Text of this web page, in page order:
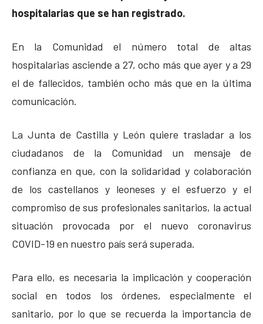
hospitalarias que se han registrado.
En la Comunidad el número total de altas
hospitalarias asciende a 27, ocho más que ayer y a 29
el de fallecidos, también ocho más que en la última
comunicación.
La Junta de Castilla y León quiere trasladar a los
ciudadanos de la Comunidad un mensaje de
confianza en que, con la solidaridad y colaboración
de los castellanos y leoneses y el esfuerzo y el
compromiso de sus profesionales sanitarios, la actual
situación provocada por el nuevo coronavirus
COVID-19 en nuestro país será superada.
Para ello, es necesaria la implicación y cooperación
social en todos los órdenes, especialmente el
sanitario, por lo que se recuerda la importancia de